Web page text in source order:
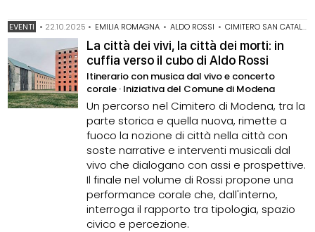
EVENTI • 22.10.2025 • EMILIA ROMAGNA • ALDO ROSSI • CIMITERO SAN CATALDO
La città dei vivi, la città dei morti: in
cuffia verso il cubo di Aldo Rossi
Itinerario con musica dal vivo e concerto
corale · Iniziativa del Comune di Modena
Un percorso nel Cimitero di Modena, tra la
parte storica e quella nuova, rimette a
fuoco la nozione di città nella città con
soste narrative e interventi musicali dal
vivo che dialogano con assi e prospettive.
Il finale nel volume di Rossi propone una
performance corale che, dall'interno,
interroga il rapporto tra tipologia, spazio
civico e percezione.